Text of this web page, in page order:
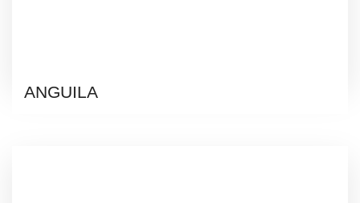
ANGUILA